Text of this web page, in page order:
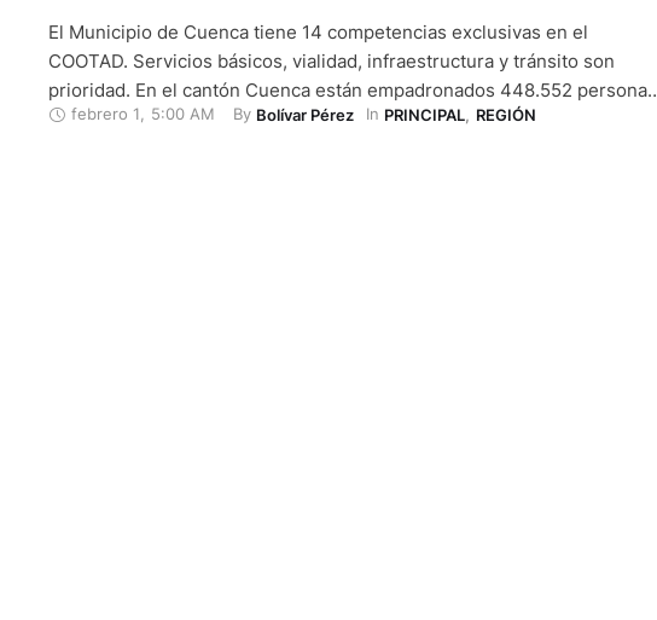
El Municipio de Cuenca tiene 14 competencias exclusivas en el
COOTAD. Servicios básicos, vialidad, infraestructura y tránsito son
prioridad. En el cantón Cuenca están empadronados 448.552 personas
para los comicios seccionales y del Consejo de Participación Ciudadana
febrero 1 5:00 AM By Bolívar Pérez In PRINCIPAL, REGIÓN